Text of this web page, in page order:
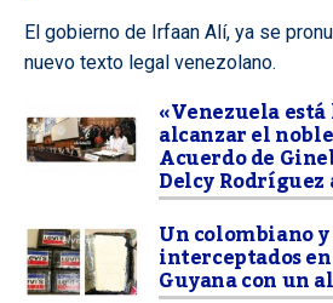
El gobierno de Irfaan Alí, ya se
nuevo texto legal venezolano.
«Venezuela
alcanzar el
Acuerdo de
Delcy Rodríguez
Un colombiano
interceptados
Guyana con un